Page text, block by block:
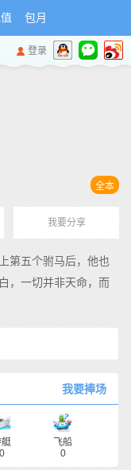
包月
登录
全本
我要分享
第五个驸马后，他也
，一切并非天命，而
我要捧场
艇
0
飞船
0